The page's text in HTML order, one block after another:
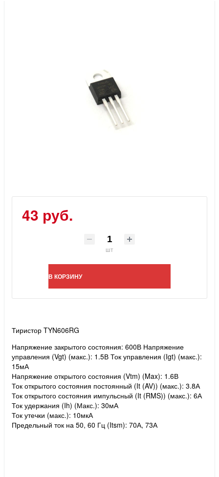
Услуги
43 руб.
шт
В КОРЗИНУ
Тиристор TYN606RG
Напряжение закрытого состояния: 600В Напряжение
управления (Vgt) (макс.): 1.5В Ток управления (Igt) (макс.):
15мА
Напряжение открытого состояния (Vtm) (Max): 1.6В
Ток открытого состояния постоянный (It (AV)) (макс.): 3.8А
Ток открытого состояния импульсный (It (RMS)) (макс.): 6А
Ток удержания (Ih) (Макс.): 30мА
Ток утечки (макс.): 10мкА
Предельный ток на 50, 60 Гц (Itsm): 70А, 73А